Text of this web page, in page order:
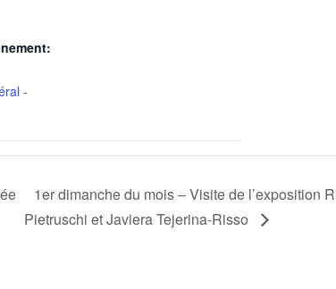
-
1er dimanche du mois – Visite de l’exposition
Pietruschi et Javiera Tejerina-Risso